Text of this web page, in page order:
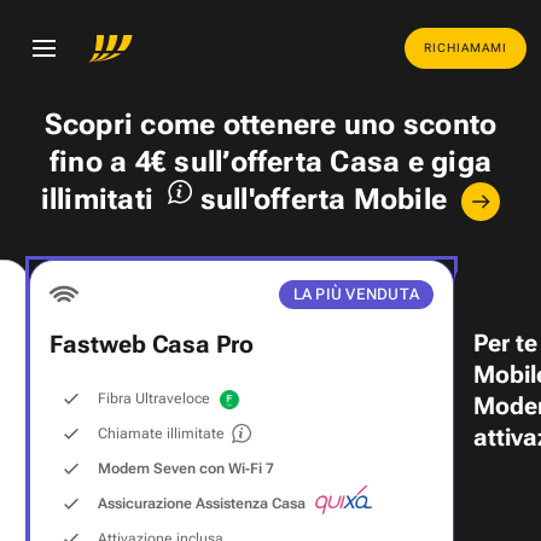
RICHIAMAMI
Scopri come ottenere uno sconto
fino a 4€ sull’offerta Casa egiga
illimitati
sull'offerta Mobile
LA PIÙ VENDUTA
Fastweb Casa Pro
Fibra Ultraveloce
Chiamate illimitate
Modem Seven con Wi‑Fi 7
Assicurazione Assistenza Casa
Per